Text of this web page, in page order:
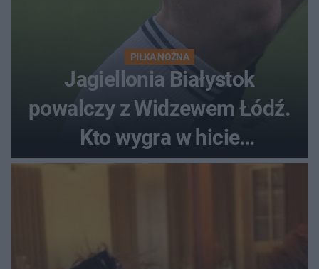
PIŁKA NOŻNA
Jagiellonia Białystok
powalczy z Widzewem Łódź.
Kto wygra w hicie
Ekstraklasy?